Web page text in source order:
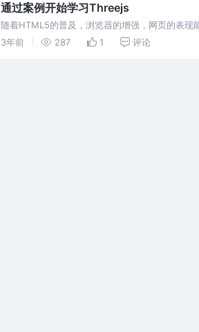
通过案例开始学习Threejs
随着HTML5的普及，浏览器的增强，网页的表
WebGL在网页中绘制出高性能的3D图形。
3年前 287 1 评论